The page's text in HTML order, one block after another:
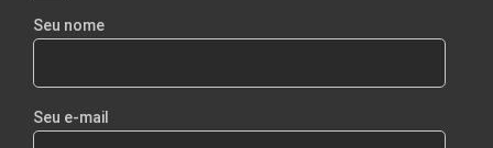
Seu nome
Seu e-mail